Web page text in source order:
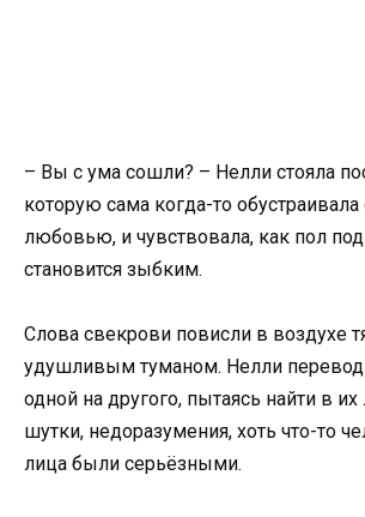
– Вы с ума сошли? – Нелли стояла
которую сама когда-то обустраивала
любовью, и чувствовала, как пол
становится зыбким.
Слова свекрови повисли в воздухе
удушливым туманом. Нелли
одной на другого, пытаясь найти в их
шутки, недоразумения, хоть что-то
лица были серьёзными.